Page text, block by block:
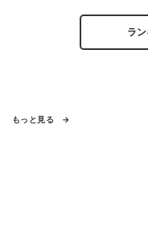
ラ
もっと見る